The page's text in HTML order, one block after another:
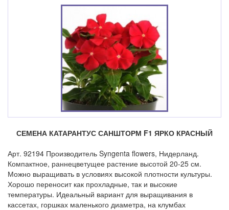
СЕМЕНА КАТАРАНТУС САНШТОРМ F1 ЯРКО КРАСНЫЙ
Арт. 92194 Производитель Syngenta flowers, Нидерланд.
Компактное, раннецветущее растение высотой 20-25 см.
Можно выращивать в условиях высокой плотности культуры.
Хорошо переносит как прохладные, так и высокие
температуры. Идеальный вариант для выращивания в
кассетах, горшках маленького диаметра, на клумбах